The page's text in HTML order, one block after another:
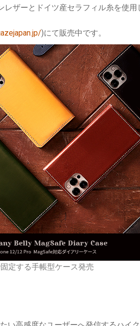
レザーとドイツ産セラフィル糸を使
)にて販売中です。
定する手帳型ケース発売